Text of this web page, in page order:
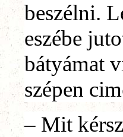
beszélni.
eszébe
bátyámat
szépen
– Mit